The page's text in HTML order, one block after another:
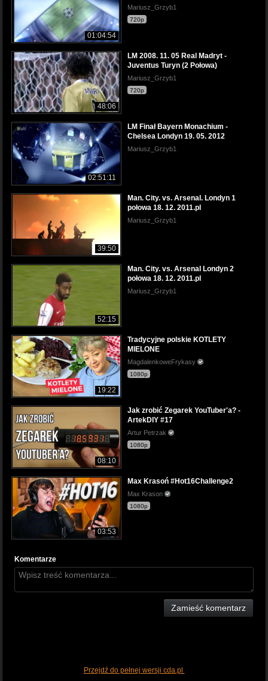
01:04:54
Mariusz_Grzyb1
720p
48:06
LM 2008. 11. 05 Real Madryt -
Juventus Turyn (2 Połowa)
Mariusz_Grzyb1
720p
02:51:11
LM Finał Bayern Monachium -
Chelsea Londyn 19. 05. 2012
Mariusz_Grzyb1
39:50
Man. City. vs. Arsenal. Londyn 1
połowa 18. 12. 2011.pl
Mariusz_Grzyb1
52:15
Man. City. vs. Arsenal Londyn 2
połowa 18. 12. 2011.pl
Mariusz_Grzyb1
19:22
Tradycyjne polskie KOTLETY
MIELONE
MagdalenkoweFrykasy
1080p
08:10
Jak zrobić Zegarek YouTuber'a? -
ArtekDIY #17
Artur Petrzak
1080p
03:53
Max Krasoń #Hot16Challenge2
Max Krason
1080p
Komentarze
Zamieść komentarz
Przejdź do pełnej wersji cda.pl